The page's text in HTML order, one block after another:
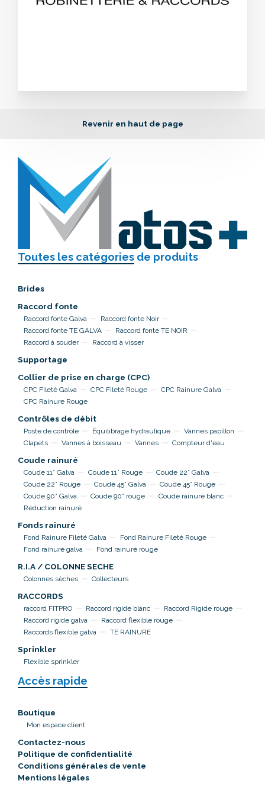
Revenir en haut de page
Toutes les catégories de produits
Brides
Raccord fonte
Raccord fonte Galva
Raccord fonte Noir
Raccord fonte TE GALVA
Raccord fonte TE NOIR
Raccord à souder
Raccord à visser
Supportage
Collier de prise en charge (CPC)
CPC Fileté Galva CPC Fileté Rouge
CPC Rainure Galva
CPC Rainure Rouge
Contrôles de débit
Poste de contrôle Équilibrage hydraulique
Vannes papillon
Clapets
Vannes à boisseau Vannes Compteur d'eau
Coude rainuré
Coude 11° Galva Coude 11° Rouge
Coude 22° Galva
Coude 22° Rouge
Coude 45° Galva
Coude 45° Rouge
Coude 90° Galva
Coude 90° rouge
Coude rainuré blanc
Réduction rainuré
Fonds rainuré
Fond Rainure Fileté Galva
Fond Rainure Fileté Rouge
Fond rainuré galva
Fond rainuré rouge
R.I.A / COLONNE SECHE
Colonnes sèches Collecteurs
RACCORDS
raccord FITPRO Raccord rigide blanc
Raccord Rigide rouge
Raccord rigide galva
Raccord flexible rouge
Raccords flexible galva
TE RAINURE
Sprinkler
Flexible sprinkler
Accès rapide
Boutique
Mon espace client
Contactez-nous
Politique de confidentialité
Conditions générales de vente
Mentions légales